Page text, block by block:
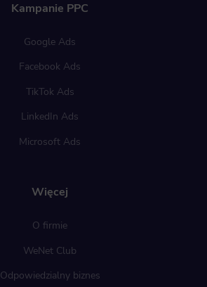
Więcej
O firmie
WeNet Club
Odpowiedzialny biznes
Kampanie PPC
Google Ads
Facebook Ads
TikTok Ads
LinkedIn Ads
Microsoft Ads